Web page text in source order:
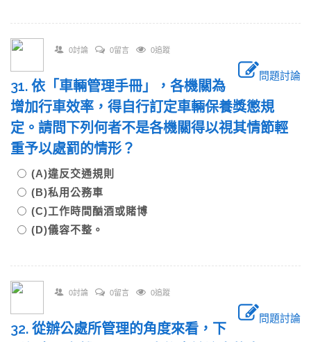
0討論 0留言 0追蹤
問題討論
31. 依「車輛管理手冊」，各機關為
增加行車效率，得自行訂定車輛保養獎懲規
定。請問下列何者不是各機關得以視其情節輕
重予以處罰的情形？
(A)違反交通規則
(B)私用公務車
(C)工作時間酗酒或賭博
(D)儀容不整。
0討論 0留言 0追蹤
問題討論
32. 從辦公處所管理的角度來看，下